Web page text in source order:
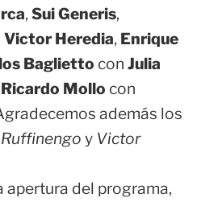
, Sui Generis,
Victor Heredia, Enrique
Baglietto con Julia
Ricardo Mollo con
además los
y Victor
apertura del programa,